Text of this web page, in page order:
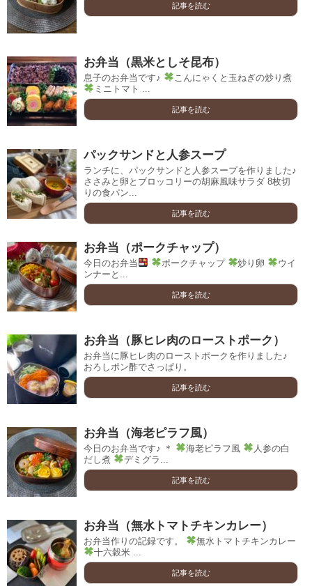
記事を読む
お弁当（黒米としそ昆布）
息子のお弁当です♪
こんにゃくと玉ねぎの炒り煮
ミニトマト ...
記事を読む
パックサンドと人参スープ
ランチに、パックサンドと人参スープを作りました♪
ささみと卵とブロッコリーの胡麻風味サラダ 8枚切
りの食パン...
記事を読む
お弁当（ポークチャップ）
今日のお弁当 ポークチャップ 炒り卵
ウイ
ンナーと...
記事を読む
お弁当（豚ヒレ肉のローストポーク）
お弁当に豚ヒレ肉のローストポークを作りました♪
おろしポン酢でさっぱり。
記事を読む
お弁当（海老ピラフ風）
今日のお弁当です♪ ＊ 海老ピラフ風
人参の白
だし煮
デミグラ...
記事を読む
お弁当（無水トマトチキンカレー）
お弁当作りの記録です。
無水トマトチキンカレー
十六穀米 ...
記事を読む